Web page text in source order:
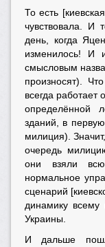
То есть
чувствовала. И
день, когда
изменилось! И
смысловым
произносят).
всегда работает
определённой
зданий, в
милиция).
очередь
они взяли
нормальное
сценарий
динамику всему
Украины.
И дальше